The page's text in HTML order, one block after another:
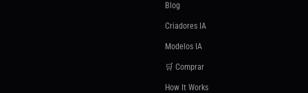
Blog
Criadores IA
Modelos IA
🛒 Comprar
How It Works